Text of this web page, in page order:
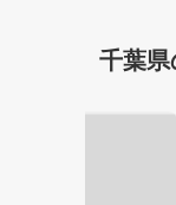
千葉県